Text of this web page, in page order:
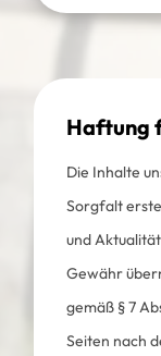
Haftung
Die Inhalte
Sorgfalt
und
Gewähr
gemäß § 7
Seiten nach